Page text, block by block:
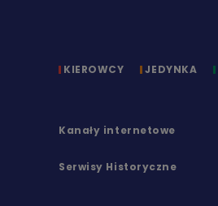
KIEROWCY JEDYNKA
Kanały internetowe
Serwisy Historyczne